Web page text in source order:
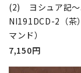
(2) ヨシュア記～
NI191DCD-2（茶
マンド）
7,150円